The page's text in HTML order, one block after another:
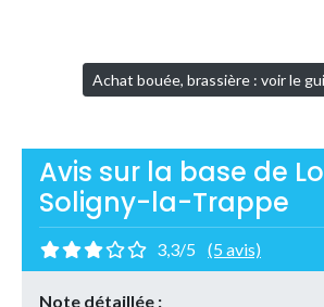
Achat bouée, brassière : voir le
Avis sur la base de
Soligny-la-Trappe
3,3/5 (5 avis)
Note détaillée :